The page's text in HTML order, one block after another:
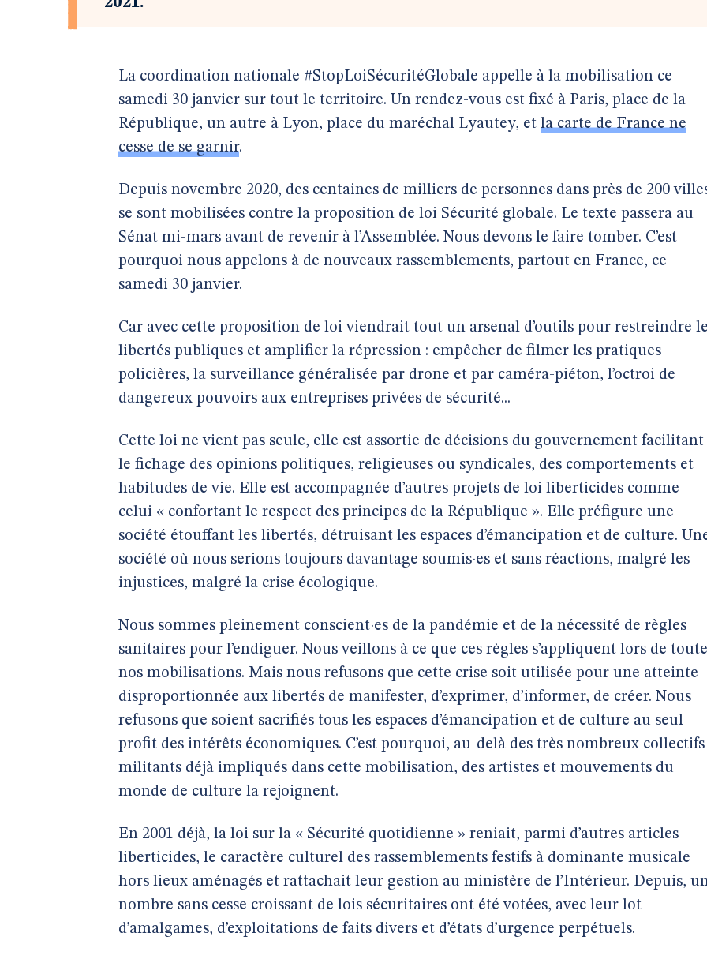
La coordination nationale #StopLoiSécuritéGlobale appelle à la mobilisation ce
samedi 30 janvier sur tout le territoire. Un rendez-vous est fixé à Paris, place de la
République, un autre à Lyon, place du maréchal Lyautey, et la carte de France ne
cesse de se garnir.
Depuis novembre 2020, des centaines de milliers de personnes dans près de 200
se sont mobilisées contre la proposition de loi Sécurité globale. Le texte passera au
Sénat mi-mars avant de revenir à l’Assemblée. Nous devons le faire tomber. C’est
pourquoi nous appelons à de nouveaux rassemblements, partout en France, ce
samedi 30 janvier.
Car avec cette proposition de loi viendrait tout un arsenal d’outils pour restreindre
libertés publiques et amplifier la répression : empêcher de filmer les pratiques
policières, la surveillance généralisée par drone et par caméra-piéton, l’octroi de
dangereux pouvoirs aux entreprises privées de sécurité...
Cette loi ne vient pas seule, elle est assortie de décisions du gouvernement facilitant
le fichage des opinions politiques, religieuses ou syndicales, des comportements et
habitudes de vie. Elle est accompagnée d’autres projets de loi liberticides comme
celui « confortant le respect des principes de la République ». Elle préfigure une
société étouffant les libertés, détruisant les espaces d’émancipation et de culture.
société où nous serions toujours davantage soumis·es et sans réactions, malgré les
injustices, malgré la crise écologique.
Nous sommes pleinement conscient·es de la pandémie et de la nécessité de règles
sanitaires pour l’endiguer. Nous veillons à ce que ces règles s’appliquent lors de
nos mobilisations. Mais nous refusons que cette crise soit utilisée pour une atteinte
disproportionnée aux libertés de manifester, d’exprimer, d’informer, de créer. Nous
refusons que soient sacrifiés tous les espaces d’émancipation et de culture au seul
profit des intérêts économiques. C’est pourquoi, au-delà des très nombreux collectifs
militants déjà impliqués dans cette mobilisation, des artistes et mouvements du
monde de culture la rejoignent.
En 2001 déjà, la loi sur la « Sécurité quotidienne » reniait, parmi d’autres articles
liberticides, le caractère culturel des rassemblements festifs à dominante musicale
hors lieux aménagés et rattachait leur gestion au ministère de l’Intérieur. Depuis,
nombre sans cesse croissant de lois sécuritaires ont été votées, avec leur lot
d’amalgames, d’exploitations de faits divers et d’états d’urgence perpétuels.